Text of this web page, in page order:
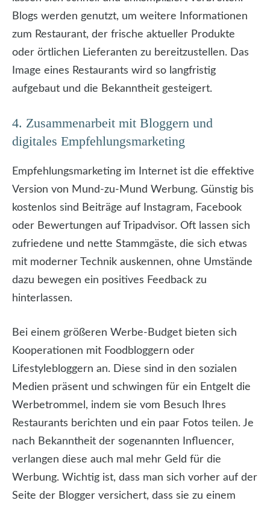
Blogs werden genutzt, um weitere Informationen
zum Restaurant, der frische aktueller Produkte
oder örtlichen Lieferanten zu bereitzustellen. Das
Image eines Restaurants wird so langfristig
aufgebaut und die Bekanntheit gesteigert.
4. Zusammenarbeit mit Bloggern und
digitales Empfehlungsmarketing
Empfehlungsmarketing im Internet ist die effektive
Version von Mund-zu-Mund Werbung. Günstig bis
kostenlos sind Beiträge auf Instagram, Facebook
oder Bewertungen auf Tripadvisor. Oft lassen sich
zufriedene und nette Stammgäste, die sich etwas
mit moderner Technik auskennen, ohne Umstände
dazu bewegen ein positives Feedback zu
hinterlassen.
Bei einem größeren Werbe-Budget bieten sich
Kooperationen mit Foodbloggern oder
Lifestylebloggern an. Diese sind in den sozialen
Medien präsent und schwingen für ein Entgelt die
Werbetrommel, indem sie vom Besuch Ihres
Restaurants berichten und ein paar Fotos teilen. Je
nach Bekanntheit der sogenannten Influencer,
verlangen diese auch mal mehr Geld für die
Werbung. Wichtig ist, dass man sich vorher auf der
Seite der Blogger versichert, dass sie zu einem